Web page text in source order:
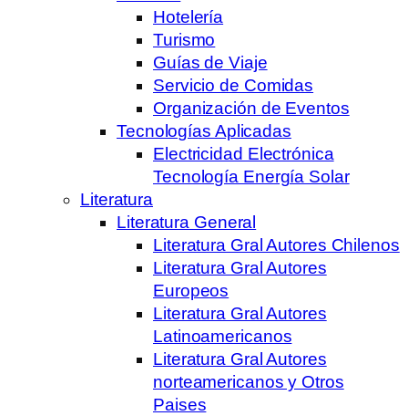
Hotelería
Turismo
Guías de Viaje
Servicio de Comidas
Organización de Eventos
Tecnologías Aplicadas
Electricidad Electrónica
Tecnología Energía Solar
Literatura
Literatura General
Literatura Gral Autores Chilenos
Literatura Gral Autores
Europeos
Literatura Gral Autores
Latinoamericanos
Literatura Gral Autores
norteamericanos y Otros
Paises